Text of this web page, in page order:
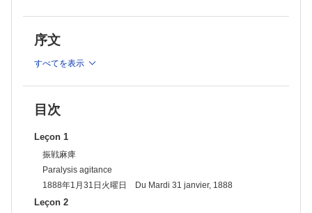
Leçon 7
営利目的の催眠術に誘発された機能性神経障害
Accidents hystériques graves survenus chez une femme à la suite
fête publique
1889年1月29日火曜日 Du mardi 29 janvier, 1889
Attaques hystéro-épileptiques, puis agoraphobie
1888年3月27日火曜日 Du mardi 27 mars, 1888
Leçon 9
重症急性舞踏病
Chorée aiguë grave
1888年11月27日火曜日 Du mardi 27 novembre, 1888
Leçon 10
Sclérose latérale amyotrophique
も浮かび上がらせるかもしれません．もう1つは，火曜講義の
興的注釈を味わうことです．シャルコーを多角的に論じる一冊．
医療者はもちろん， “歴史好き”“パリ好き”など多くの方々が楽し
める内容となっています．
序文
すべてを表示
目次
Leçon 1
振戦麻痺
Paralysis agitance
1888年1月31日火曜日 Du Mardi 31 janvier, 1888
Leçon 2